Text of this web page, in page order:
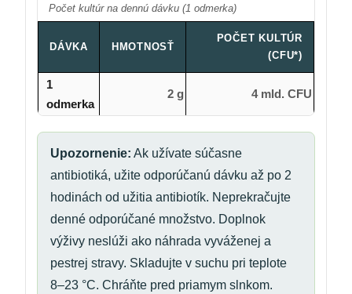
Počet kultúr na dennú dávku (1 odmerka)
DÁVKA HMOTNOSŤ
POČET KULTÚR
(CFU*)
1
odmerka
2 g 4 mld. CFU
Upozornenie: Ak užívate súčasne
antibiotiká, užite odporúčanú dávku až po 2
hodinách od užitia antibiotík. Neprekračujte
denné odporúčané množstvo. Doplnok
výživy neslúži ako náhrada vyváženej a
pestrej stravy. Skladujte v suchu pri teplote
8–23 °C. Chráňte pred priamym slnkom.